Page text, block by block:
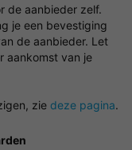
de aanbieder zelf.
je een bevestiging
de aanbieder. Let
aankomst van je
zie deze pagina.